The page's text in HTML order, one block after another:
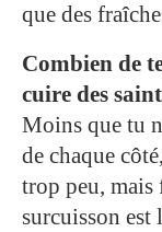
que des
Combien de
cuire des
Moins que tu
de chaque
trop peu,
surcuisson est